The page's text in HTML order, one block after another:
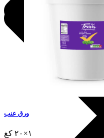
ورق عنب
١×٢٠ كغ